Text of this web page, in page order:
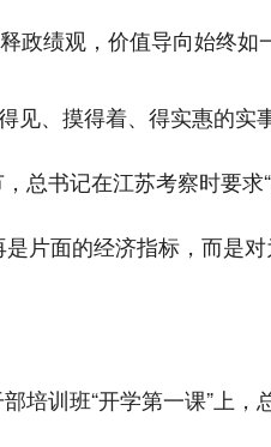
政绩观，价值导向始终如
见、摸得着、得实惠的实
总书记在江苏考察时要
片面的经济指标，而是对
培训班“开学第一课”上，